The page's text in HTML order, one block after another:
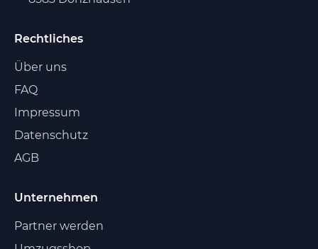
Rechtliches
Über uns
FAQ
Impressum
Datenschutz
AGB
Unternehmen
Partner werden